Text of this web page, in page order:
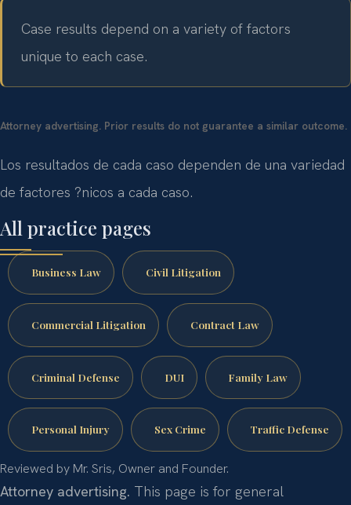
Case results depend on a variety of factors
unique to each case.
Attorney advertising. Prior results do not guarantee a similar outcome.
Los resultados de cada caso dependen de una variedad
de factores ?nicos a cada caso.
All practice pages
Business Law Civil Litigation
Commercial Litigation Contract Law
Criminal Defense DUI Family Law
Personal Injury Sex Crime Traffic Defense
Reviewed by Mr. Sris, Owner and Founder.
Attorney advertising. This page is for general